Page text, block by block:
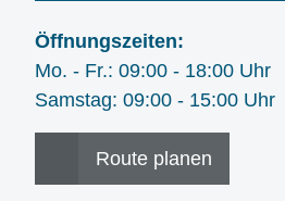
Öffnungszeiten:
Mo. - Fr.: 09:00 - 18:00 Uhr
Samstag: 09:00 - 15:00 Uhr
Route planen